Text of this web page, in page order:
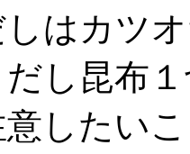
はカツ
し昆布
したい